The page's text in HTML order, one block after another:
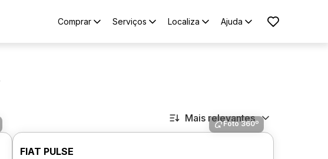
Comprar Serviços Localiza Ajuda
Mais relevantes
Foto 360º
FIAT PULSE